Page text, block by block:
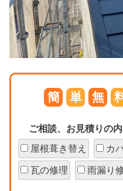
簡 単 無
ご相談、お見積りの
屋根葺き替え カ
瓦の修理 雨漏り